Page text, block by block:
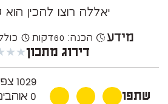
יאללה רוצו להכין
מידע הכנה: 60 דקות כולל:
דירוג מתכון★
★
שתפו
1029
0